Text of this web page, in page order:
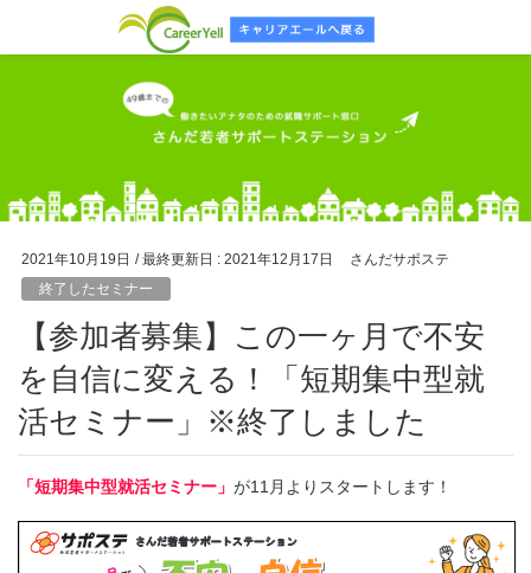
2021年10月19日 / 最終更新日 : 2021年12月17日
さんだサポステ
終了したセミナー
【参加者募集】この一ヶ月で不安
を自信に変える！「短期集中型就
活セミナー」※終了しました
「短期集中型就活セミナー」 が11月よりスタートします！